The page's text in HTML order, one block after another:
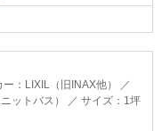
：LIXIL（旧INAX他） ／
ットバス） ／ サイズ：1坪